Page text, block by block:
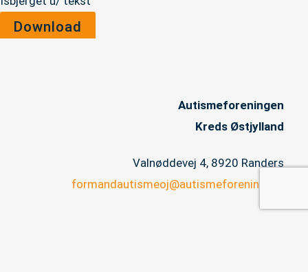
Download
Autismeforeningen
Kreds Østjylland
Valnøddevej 4, 8920 Randers
formandautismeoj@autismeforening.dk